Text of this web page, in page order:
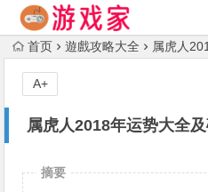
首页 遊戲攻略大全 属虎人
属虎人2018年运势大全
A+
摘要